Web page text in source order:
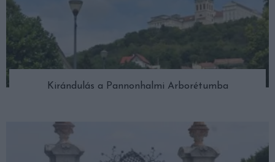
Kirándulás a Pannonhalmi Arborétumba